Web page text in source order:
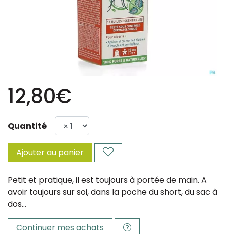
12,80€
Quantité
Ajouter au panier
Petit et pratique, il est toujours à portée de main. A
avoir toujours sur soi, dans la poche du short, du sac à
dos…
Continuer mes achats